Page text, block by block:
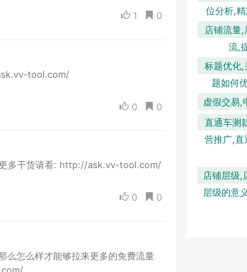
0
1
tool.com/
0
0
更多干货请看: http://ask.vv-tool.com/
0
0
么怎么样才能够拉来更多的免费流量
位分析,
店铺流量
流,
标题优化,
题如何
虚假交易,
直通车测
营推广,直
店铺层级,
层级的意